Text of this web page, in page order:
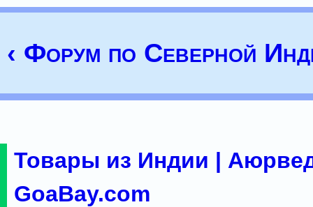
‹ Форум по Северной
Товары из Индии |
GoaBay.com